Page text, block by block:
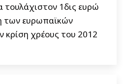
1δις ευρώ
των ευρωπαϊκών
χρέους του 2012